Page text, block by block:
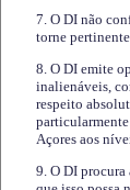
7. O DI não
torne
8. O DI emite
inalienáveis,
respeito
Açores aos
9. O DI